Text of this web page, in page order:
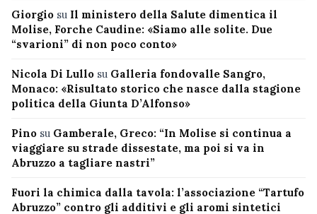
Giorgio su Il ministero della Salute dimentica il
Molise, Forche Caudine: «Siamo alle solite. Due
“svarioni” di non poco conto»
Nicola Di Lullo su Galleria fondovalle Sangro,
Monaco: «Risultato storico che nasce dalla stagione
politica della Giunta D’Alfonso»
Pino su Gamberale, Greco: “In Molise si continua a
viaggiare su strade dissestate, ma poi si va in
Abruzzo a tagliare nastri”
Fuori la chimica dalla tavola: l’associazione “Tartufo
Abruzzo” contro gli additivi e gli aromi sintetici